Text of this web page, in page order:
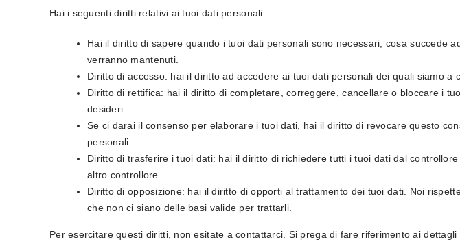
Hai i seguenti diritti relativi ai tuoi dati personali:
Hai il diritto di sapere quando i tuoi dati personali sono necessari, cosa succede
verranno mantenuti.
Diritto di accesso: hai il diritto ad accedere ai tuoi dati personali dei quali siamo a
Diritto di rettifica: hai il diritto di completare, correggere, cancellare o bloccare i
desideri.
Se ci darai il consenso per elaborare i tuoi dati, hai il diritto di revocare questo
personali.
Diritto di trasferire i tuoi dati: hai il diritto di richiedere tutti i tuoi dati dal
altro controllore.
Diritto di opposizione: hai il diritto di opporti al trattamento dei tuoi dati. Noi
che non ci siano delle basi valide per trattarli.
Per esercitare questi diritti, non esitate a contattarci. Si prega di fare riferimento ai